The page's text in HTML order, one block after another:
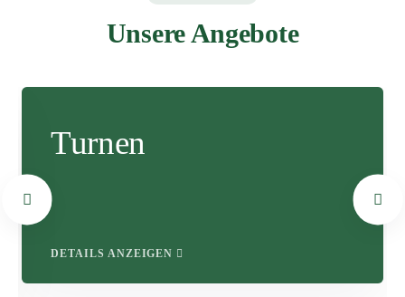
Unsere Angebote
Turnen
DETAILS ANZEIGEN